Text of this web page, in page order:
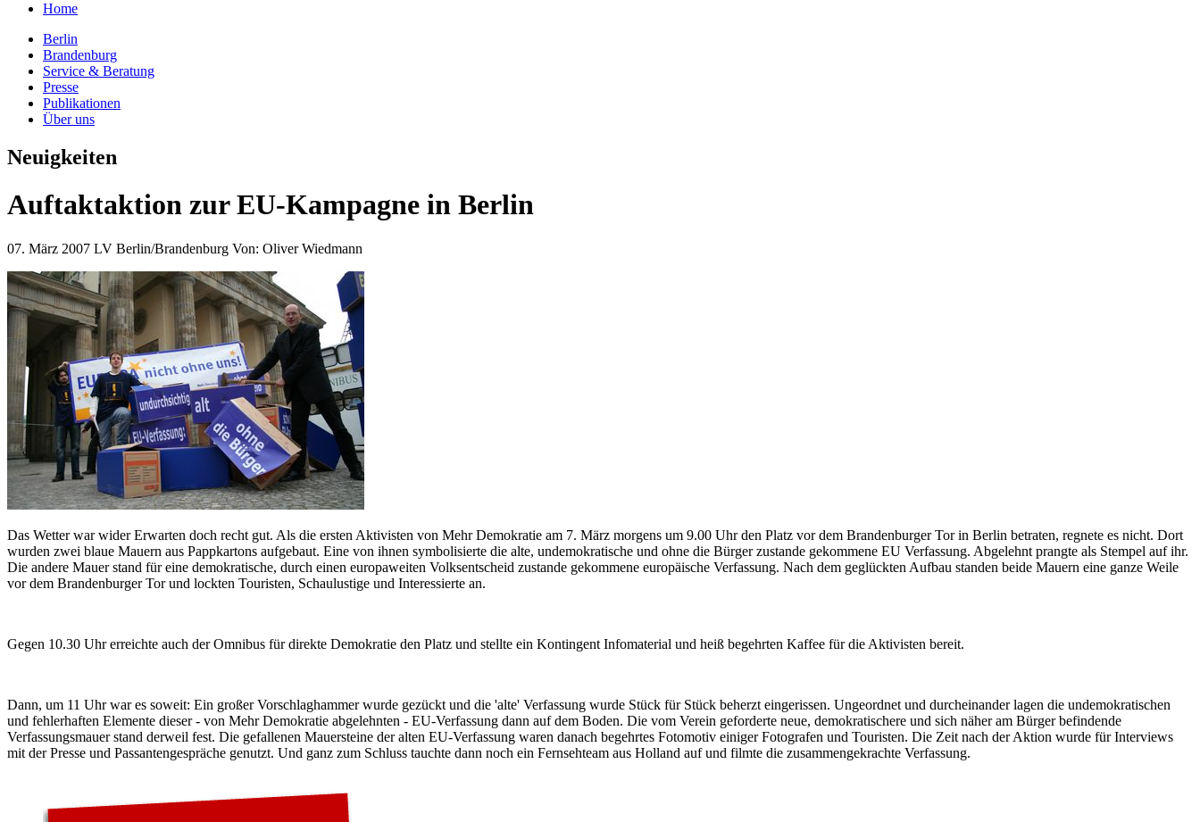
Home
Berlin
Brandenburg
Service & Beratung
Presse
Publikationen
Über uns
Neuigkeiten
Auftaktaktion zur EU-Kampagne in Berlin
07. März 2007 LV Berlin/Brandenburg Von: Oliver Wiedmann
Das Wetter war wider Erwarten doch recht gut. Als die ersten Aktivisten von Mehr Demokratie am 7. März morgens um 9.00 Uhr den Platz vor dem Brandenburger Tor in Berlin betraten, regnete es nicht. Dort
wurden zwei blaue Mauern aus Pappkartons aufgebaut. Eine von ihnen symbolisierte die alte, undemokratische und ohne die Bürger zustande gekommene EU Verfassung. Abgelehnt prangte als Stempel auf ihr.
Die andere Mauer stand für eine demokratische, durch einen europaweiten Volksentscheid zustande gekommene europäische Verfassung. Nach dem geglückten Aufbau standen beide Mauern eine ganze Weile
vor dem Brandenburger Tor und lockten Touristen, Schaulustige und Interessierte an.
Gegen 10.30 Uhr erreichte auch der Omnibus für direkte Demokratie den Platz und stellte ein Kontingent Infomaterial und heiß begehrten Kaffee für die Aktivisten bereit.
Dann, um 11 Uhr war es soweit: Ein großer Vorschlaghammer wurde gezückt und die 'alte' Verfassung wurde Stück für Stück beherzt eingerissen. Ungeordnet und durcheinander lagen die undemokratischen
und fehlerhaften Elemente dieser - von Mehr Demokratie abgelehnten - EU-Verfassung dann auf dem Boden. Die vom Verein geforderte neue, demokratischere und sich näher am Bürger befindende
Verfassungsmauer stand derweil fest. Die gefallenen Mauersteine der alten EU-Verfassung waren danach begehrtes Fotomotiv einiger Fotografen und Touristen. Die Zeit nach der Aktion wurde für Interviews
mit der Presse und Passantengespräche genutzt. Und ganz zum Schluss tauchte dann noch ein Fernsehteam aus Holland auf und filmte die zusammengekrachte Verfassung.